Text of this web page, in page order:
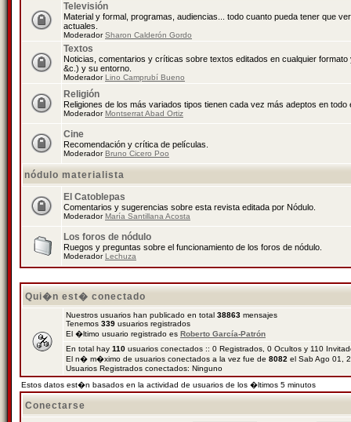
Televisión
Material y formal, programas, audiencias... todo cuanto pueda tener que
actuales.
ModeradorSharon Calderón Gordo
Textos
Noticias, comentarios y críticas sobre textos editados en cualquier
&c.) y su entorno.
ModeradorLino Camprubí Bueno
Religión
Religiones de los más variados tipos tienen cada vez más adeptos en todo
ModeradorMontserrat Abad Ortiz
Cine
Recomendación y crítica de películas.
ModeradorBruno Cicero Poo
nódulo materialista
El Catoblepas
Comentarios y sugerencias sobre esta revista editada por Nódulo.
ModeradorMaría Santillana Acosta
Los foros de nódulo
Ruegos y preguntas sobre el funcionamiento de los foros de nódulo.
ModeradorLechuza
Qui�n est� conectado
Nuestros usuarios han publicado en total 38863 mensajes
Tenemos 339 usuarios registrados
El �ltimo usuario registrado es Roberto García-Patrón
En total hay 110 usuarios conectados :: 0 Registrados, 0 Ocultos y 110
El n� m�ximo de usuarios conectados a la vez fue de 8082 el Sab Ago 01,
Usuarios Registrados conectados: Ninguno
Estos datos est�n basados en la actividad de usuarios de los �ltimos 5 minutos
Conectarse